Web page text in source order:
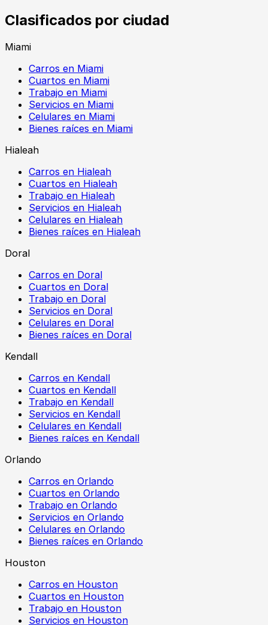
Clasificados por ciudad
Miami
Carros en Miami
Cuartos en Miami
Trabajo en Miami
Servicios en Miami
Celulares en Miami
Bienes raíces en Miami
Hialeah
Carros en Hialeah
Cuartos en Hialeah
Trabajo en Hialeah
Servicios en Hialeah
Celulares en Hialeah
Bienes raíces en Hialeah
Doral
Carros en Doral
Cuartos en Doral
Trabajo en Doral
Servicios en Doral
Celulares en Doral
Bienes raíces en Doral
Kendall
Carros en Kendall
Cuartos en Kendall
Trabajo en Kendall
Servicios en Kendall
Celulares en Kendall
Bienes raíces en Kendall
Orlando
Carros en Orlando
Cuartos en Orlando
Trabajo en Orlando
Servicios en Orlando
Celulares en Orlando
Bienes raíces en Orlando
Houston
Carros en Houston
Cuartos en Houston
Trabajo en Houston
Servicios en Houston